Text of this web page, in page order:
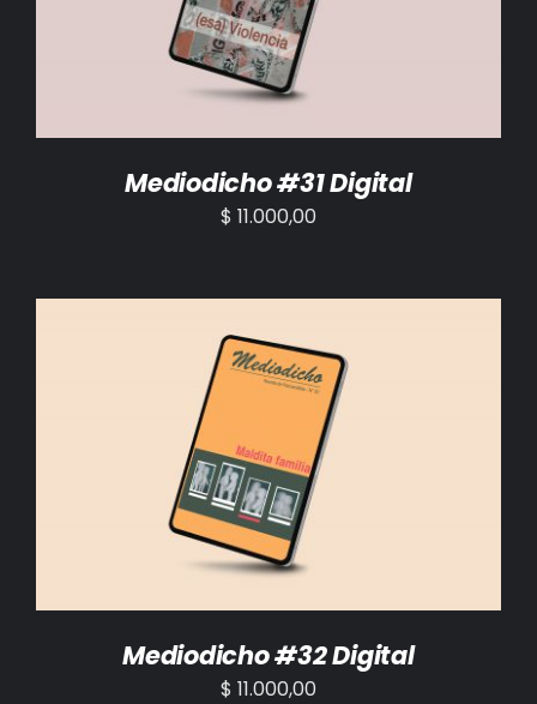
Mediodicho #31 Digital
$ 11.000,00
AÑADIR AL CARRITO /
Mediodicho #32 Digital
$ 11.000,00